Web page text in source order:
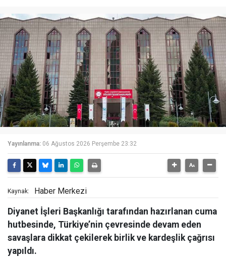
Yayınlanma: 06 Ağustos 2026 Perşembe 23:32
Kaynak: Haber Merkezi
Diyanet İşleri Başkanlığı tarafından hazırlanan cuma
hutbesinde, Türkiye’nin çevresinde devam eden
savaşlara dikkat çekilerek birlik ve kardeşlik çağrısı
yapıldı.